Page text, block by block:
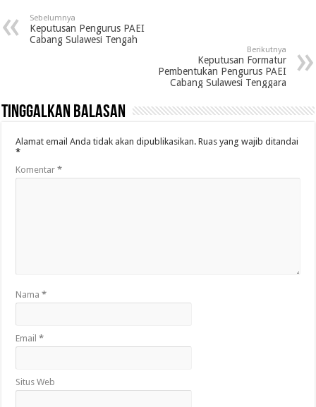
Sebelumnya
Keputusan Pengurus PAEI
Cabang Sulawesi Tengah
Berikutnya
Keputusan Formatur
Pembentukan Pengurus PAEI
Cabang Sulawesi Tenggara
Tinggalkan Balasan
Alamat email Anda tidak akan dipublikasikan. Ruas yang wajib ditandai
*
Komentar*
Nama*
Email*
Situs Web